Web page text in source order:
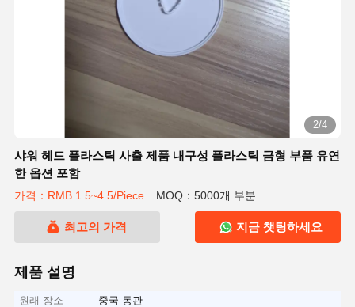
2/4
샤워 헤드 플라스틱 사출 제품 내구성 플라스틱 금형 부품 유연
한 옵션 포함
가격：RMB 1.5~4.5/Piece MOQ：5000개 부분
최고의 가격 지금 챗팅하세요
제품 설명
원래 장소
중국 동관